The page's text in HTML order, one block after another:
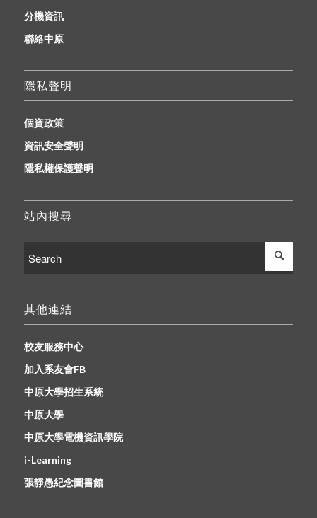
分機資訊
聯絡中原
隱私聲明
個資政策
資訊安全聲明
隱私權保護聲明
站內搜尋
其他連結
校友服務中心
加入系友會FB
中原大學招生系統
中原大學
中原大學電機資訊學院
i-Learning
張靜愚紀念圖書館